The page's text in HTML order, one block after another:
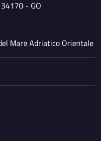
- GO
Mare Adriatico Orientale